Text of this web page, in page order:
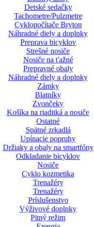
Detské sedačky
Tachometre/Pulzmetre
Cyklopočítače Bryton
Náhradné diely a doplnky
Preprava bicyklov
Strešné nosiče
Nosiče na ťažné
Prepravné obaly
Náhradné diely a doplnky
Zámky
Blatníky
Zvončeky
Košíka na riaditká a nosiče
Ostatné
Spätné zrkadlá
Upínacie popruhy
Držiaky a obaly na smartfóny
Odkladanie bicyklov
Nosiče
Cyklo kozmetika
Trenažéry
Trenažéry
Príslušenstvo
Výživové doplnky
Pitný režim